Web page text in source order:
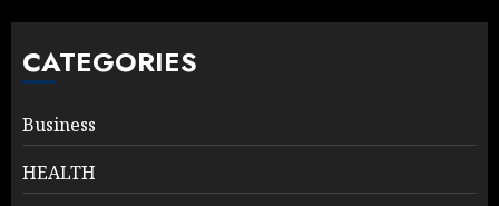
CATEGORIES
Business
HEALTH